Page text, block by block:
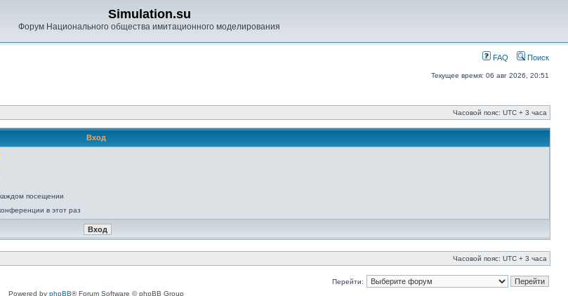
Simulation.su
Форум Национального общества имитационного моделирования
FAQ Поиск
Текущее время: 06 авг 2026, 20:51
Часовой пояс: UTC + 3 часа
Вход
посещении
в этот раз
Часовой пояс: UTC + 3 часа
Перейти:
Powered by phpBB® Forum Software © phpBB Group